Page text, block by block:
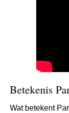
Betekenis
Wat betekent